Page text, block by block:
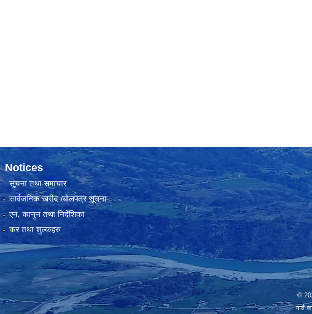
Notices
सूचना तथा समाचार
सार्वजनिक खरीद /बोलपत्र सूचना
एन, कानुन तथा निर्देशिका
कर तथा शुल्कहरु
©
गाउँ